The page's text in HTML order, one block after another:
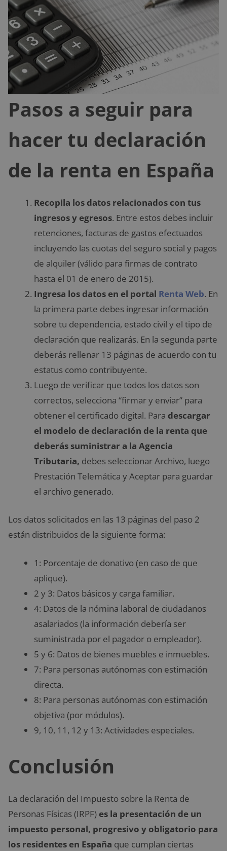
Pasos a seguir para
hacer tu declaración
de la renta en España
Recopila los datos relacionados con tus
ingresos y egresos. Entre estos debes incluir
retenciones, facturas de gastos efectuados
incluyendo las cuotas del seguro social y pagos
de alquiler (válido para firmas de contrato
hasta el 01 de enero de 2015).
Ingresa los datos en el portal Renta Web. En
la primera parte debes ingresar información
sobre tu dependencia, estado civil y el tipo de
declaración que realizarás. En la segunda parte
deberás rellenar 13 páginas de acuerdo con tu
estatus como contribuyente.
Luego de verificar que todos los datos son
correctos, selecciona “firmar y enviar” para
obtener el certificado digital. Para descargar
el modelo de declaración de la renta que
deberás suministrar a la Agencia
Tributaria, debes seleccionar Archivo, luego
Prestación Telemática y Aceptar para guardar
el archivo generado.
Los datos solicitados en las 13 páginas del paso 2
están distribuidos de la siguiente forma:
1: Porcentaje de donativo (en caso de que
aplique).
2 y 3: Datos básicos y carga familiar.
4: Datos de la nómina laboral de ciudadanos
asalariados (la información debería ser
suministrada por el pagador o empleador).
5 y 6: Datos de bienes muebles e inmuebles.
7: Para personas autónomas con estimación
directa.
8: Para personas autónomas con estimación
objetiva (por módulos).
9, 10, 11, 12 y 13: Actividades especiales.
Conclusión
La declaración del Impuesto sobre la Renta de
Personas Físicas (IRPF) es la presentación de un
impuesto personal, progresivo y obligatorio para
los residentes en España que cumplan ciertas